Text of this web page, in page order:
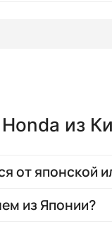
из
от японской
из Японии?